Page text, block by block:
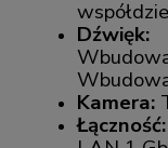
Dźwięk:
Kamera:
Łączność: